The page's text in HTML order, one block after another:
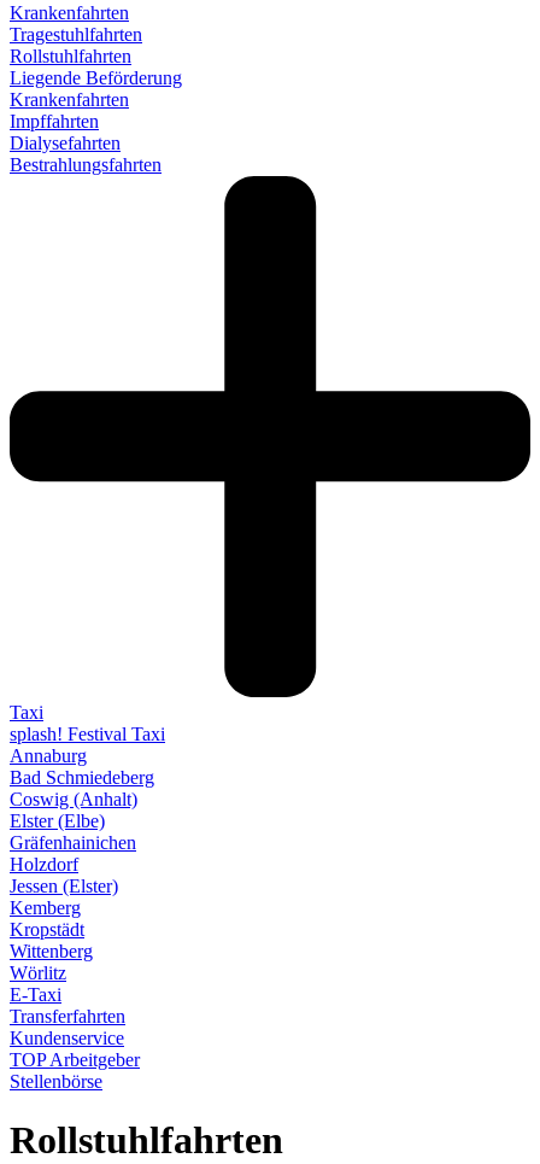
Krankenfahrten
Tragestuhlfahrten
Rollstuhlfahrten
Liegende Beförderung
Krankenfahrten
Impffahrten
Dialysefahrten
Bestrahlungsfahrten
Taxi
splash! Festival Taxi
Annaburg
Bad Schmiedeberg
Coswig (Anhalt)
Elster (Elbe)
Gräfenhainichen
Holzdorf
Jessen (Elster)
Kemberg
Kropstädt
Wittenberg
Wörlitz
E-Taxi
Transferfahrten
Kundenservice
TOP Arbeitgeber
Stellenbörse
Rollstuhlfahrten